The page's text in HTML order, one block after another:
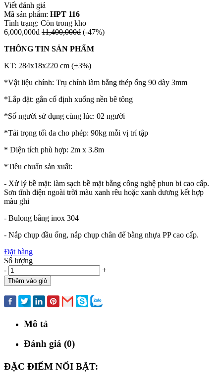
Viết đánh giá
Mã sản phẩm: HPT 116
Tình trạng: Còn trong kho
6,000,000đ 11,400,000đ (-47%)
THÔNG TIN SẢN PHẨM
KT: 284x18x220 cm (±3%)
*Vật liệu chính: Trụ chính làm bằng thép ống 90 dày 3mm
*Lắp đặt: gắn cố định xuống nền bê tông
*Số người sử dụng cùng lúc: 02 người
*Tải trọng tối đa cho phép: 90kg mỗi vị trí tập
* Diện tích phù hợp: 2m x 3.8m
*Tiêu chuẩn sản xuất:
- Xử lý bề mặt: làm sạch bề mặt bằng công nghệ phun bi cao cấp.
Sơn tĩnh điện ngoài trời màu xanh rêu hoặc xanh dương kết hợp
màu ghi
- Bulong bằng inox 304
- Nắp chụp đầu ống, nắp chụp chân đế bằng nhựa PP cao cấp.
Đặt hàng
Số lượng
-
+
Thêm vào giỏ
Mô tả
Đánh giá (0)
ĐẶC ĐIỂM NỔI BẬT: